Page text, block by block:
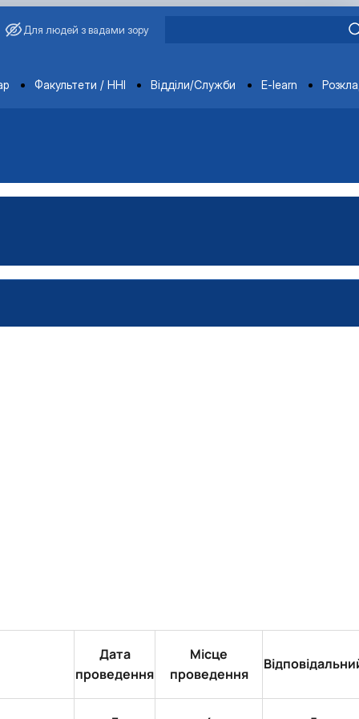
Для людей з вадами зору
Факультети / ННІ Відділи/Служби E-learn
Дата
проведення
Місце
проведення